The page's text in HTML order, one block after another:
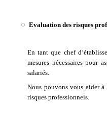
Evaluation des risques
En tant que chef
mesures nécessaires pour
salariés.
Nous pouvons vous aider
risques professionnels.